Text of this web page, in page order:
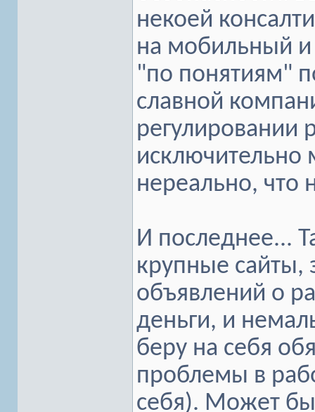
некоей
на мобильный и
"по понятиям"
славной
регулировании
исключительно
нереально, что
И последнее...
крупные
объявлений о
деньги, и
беру на себя
проблемы в
себя). Может